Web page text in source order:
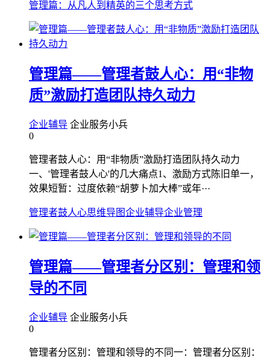
管理篇：从凡人到精英的三个思考方式
管理篇——管理者鼓人心：用“非物
质”激励打造团队持久动力
企业辅导 企业服务小兵
0
管理者鼓人心：用“非物质”激励打造团队持久动力
一、'管理者鼓人心'的几大痛点1、激励方式陈旧单一，
效果短暂：过度依赖“胡萝卜加大棒”或年···
管理者鼓人心思维导图企业辅导企业管理
管理篇——管理者分区别：管理和领
导的不同
企业辅导 企业服务小兵
0
管理者分区别：管理和领导的不同一：管理者分区别：